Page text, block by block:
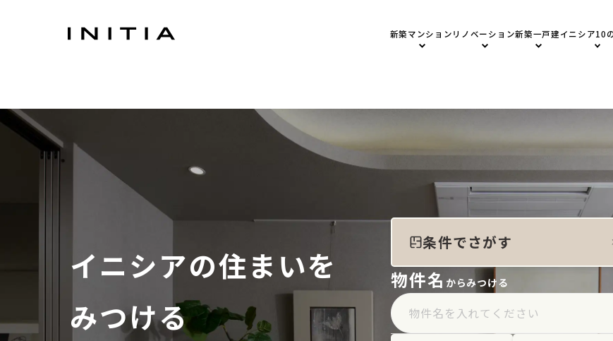
新築マンション
建物品質・入居後のサポート体制
防災の取り組み「otonari」
WORKS
販売中新築分譲マンション一覧
リノベーション
私たちのスタンス
オーダーリノベーション
オーダーリノベーション事例
インタビュー
私たちのスタンス
新築一戸建
WORKS
イニシア10
「住ま
マンシ
04.空間を
私の色
引っ越
誰かの
10.“住まう
イニシアの住まいを
みつける
条件でさがす
物件名 からみつける